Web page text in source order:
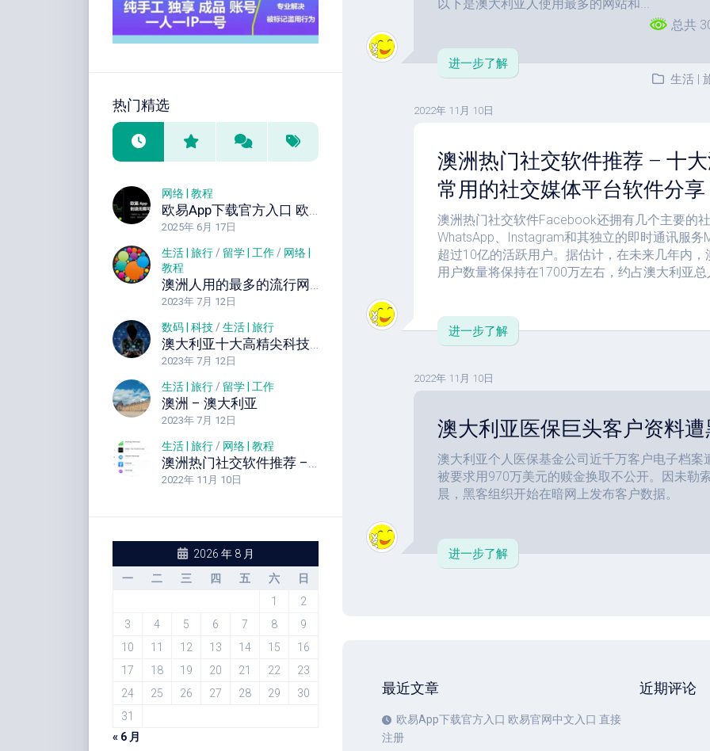
热门精选
网络 | 教程
欧易App下载官方入口 欧易官网中文入口 直接注册
2025年 6月 17日
生活 | 旅行 / 留学 | 工作 / 网络 |
教程
澳洲人用的最多的流行网站以及社交APP
2023年 7月 12日
数码 | 科技 / 生活 | 旅行
澳大利亚十大高精尖科技公司 澳洲先进科技产品公司简介
2023年 7月 12日
生活 | 旅行 / 留学 | 工作
澳洲 – 澳大利亚
2023年 7月 12日
生活 | 旅行 / 网络 | 教程
澳洲热门社交软件推荐 – 十大澳大利亚常用的社交媒体平台软件分享
2022年 11月 10日
2026 年 8 月
一
二 三 四 五 六
日
1
2
3
4 5 6 7 8
9
10
11 12 13 14 15
16
17
18 19 20 21 22
23
24
25 26 27 28 29
30
31
« 6 月
以下是澳大利亚人使用最多的网站和...
总共
进一步了解
生活 |
2022年 11月 10日
澳洲热门社交软件推荐 – 十
常用的社交媒体平台软件分享
澳洲热门社交软件Facebook还拥有几个主要的
WhatsApp、Instagram和其独立的即时通讯服务
超过10亿的活跃用户。据估计，在未来几年内
用户数量将保持在1700万左右，约占澳大利亚
进一步了解
2022年 11月 10日
澳大利亚医保巨头客户资料
澳大利亚个人医保基金公司近千万客户电子档案
被要求用970万美元的赎金换取不公开。因未勒
晨，黑客组织开始在暗网上发布客户数据。
进一步了解
最近文章
欧易App下载官方入口 欧易官网中文入口 直接
注册
近期评论